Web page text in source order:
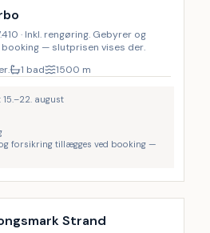
· Inkl. rengøring. Gebyrer og
— slutprisen vises der.
1 bad 1500 m
15.–22. august
forsikring tillægges ved booking —
Strand